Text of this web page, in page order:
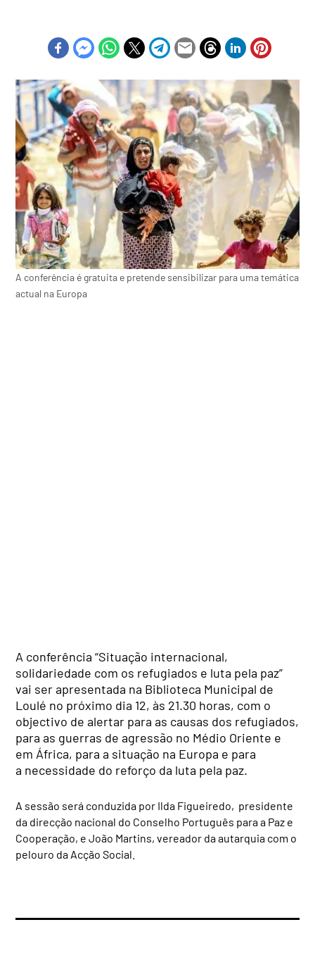
A conferência é gratuita e pretende sensibilizar para uma temática
actual na Europa
A conferência “Situação internacional,
solidariedade com os refugiados e luta pela paz”
vai ser apresentada na Biblioteca Municipal de
Loulé no próximo dia 12, às 21.30 horas, com o
objectivo de alertar para as causas dos refugiados,
para as guerras de agressão no Médio Oriente e
em África, para a situação na Europa e para
a necessidade do reforço da luta pela paz.
A sessão será conduzida por Ilda Figueiredo, presidente
da direcção nacional do Conselho Português para a Paz e
Cooperação, e João Martins, vereador da autarquia com o
pelouro da Acção Social.